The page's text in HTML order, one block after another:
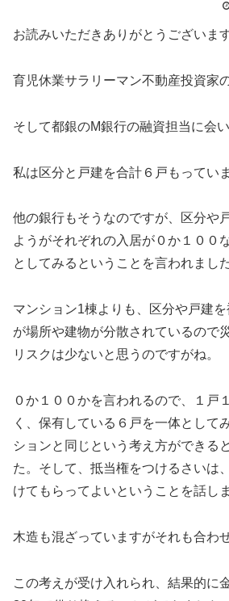
お読みいただきありがとうございます
育児休業サラリーマン不動産投資家
そして都銀のM銀行の融資担当に会
私は区分と戸建を合計６戸もっていま
他の銀行もそうなのですが、区分や
ようがそれぞれの入居が０か１００
としてみるということを言われました
マンション1棟よりも、区分や戸建
が場所や建物が分散されているので
リスクは少ないと思うのですがね。
０か１００かを言われるので、１戸
く、保有している６戸を一体として
ションと同じという考え方ができる
た。そして、抵当権をつけるさいは
けてもらってよいということを話し
木造も混ざっていますがそれも合わ
この考えが受け入れられ、結果的に